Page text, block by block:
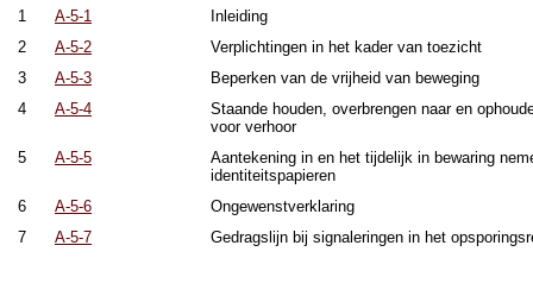
1
A-5-1
Inleiding
2
A-5-2
Verplichtingen in het kader van toezicht
3
A-5-3
Beperken van de vrijheid van beweging
4
A-5-4
Staande houden, overbrengen naar en
voor verhoor
5
A-5-5
Aantekening in en het tijdelijk in bewaring
identiteitspapieren
6
A-5-6
Ongewenstverklaring
7
A-5-7 Gedragslijn bij signaleringen in het